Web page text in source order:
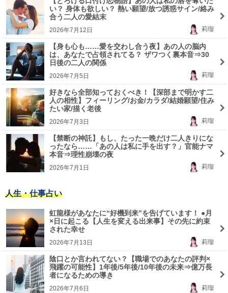
い？ 身体も欲しい？ 熱い願望/放つ誘惑サイン/絡み
合う二人の愛結末
莉瑠
2026年7月12日
【身も心も……愛を交わし合う夜】あの人の脳内
は、あなたで占領されてる？ ザワつく裏本音⇒30
日後の二人の関係
莉瑠
2026年7月5日
好きなら全部知っておくべき！【深部まで明かす二
人の相性】フィーリング/お金/カラダ/結婚願望/住み
たい家/描く老後
莉瑠
2026年7月3日
【禁断の神託】もし、たった一晩だけ二人きりにな
ったなら……「あの人は私に手を出す？」官能ナマ
本音⇒理性崩壊の夜
莉瑠
2026年7月1日
人生・仕事占い
虹龍様があなたに“好機到来”を告げています！ ●月
×日に起こる【人生を変える出来事】その先に約束
された幸せ
莉瑠
2026年7月13日
陰口とか言われてない？【職場でのあなたの評判×
飛躍の可能性】1年後/5年後/10年後の未来⇒億万長
者になるための導き
莉瑠
2026年7月6日